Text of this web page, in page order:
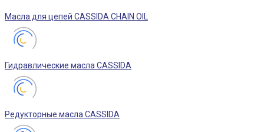
Масла для цепей CASSIDA CHAIN OIL
Гидравлические масла CASSIDA
Редукторные масла CASSIDA